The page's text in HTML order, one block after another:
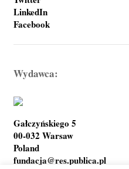
LinkedIn
Facebook
Wydawca:
Gałczyńskiego 5
00-032 Warsaw
Poland
fundacja@res.publica.pl